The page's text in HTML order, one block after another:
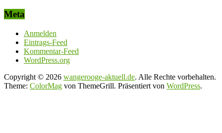
Meta
Anmelden
Eintrags-Feed
Kommentar-Feed
WordPress.org
Copyright © 2026 wangerooge-aktuell.de. Alle Rechte vorbehalten.
Theme: ColorMag von ThemeGrill. Präsentiert von WordPress.